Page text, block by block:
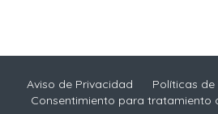
Aviso de Privacidad
Políticas
Consentimiento para tratamiento